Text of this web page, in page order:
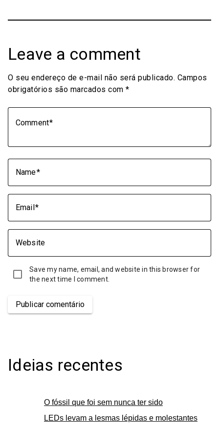
Leave a comment
O seu endereço de e-mail não será publicado. Campos
obrigatórios são marcados com *
Comment
Name
Email
Website
Save my name, email, and website in this browser for
the next time I comment.
Publicar comentário
Ideias recentes
O fóssil que foi sem nunca ter sido
LEDs levam a lesmas lépidas e molestantes